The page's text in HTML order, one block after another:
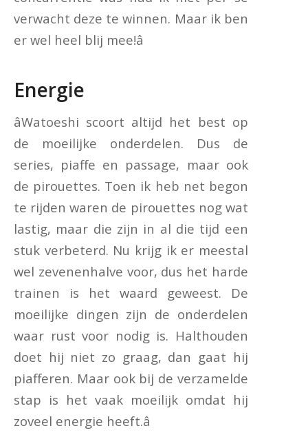
verwacht deze te winnen. Maar ik ben
er wel heel blij mee!â
Energie
âWatoeshi scoort altijd het best op
de moeilijke onderdelen. Dus de
series, piaffe en passage, maar ook
de pirouettes. Toen ik heb net begon
te rijden waren de pirouettes nog wat
lastig, maar die zijn in al die tijd een
stuk verbeterd. Nu krijg ik er meestal
wel zevenenhalve voor, dus het harde
trainen is het waard geweest. De
moeilijke dingen zijn de onderdelen
waar rust voor nodig is. Halthouden
doet hij niet zo graag, dan gaat hij
piafferen. Maar ook bij de verzamelde
stap is het vaak moeilijk omdat hij
zoveel energie heeft.â